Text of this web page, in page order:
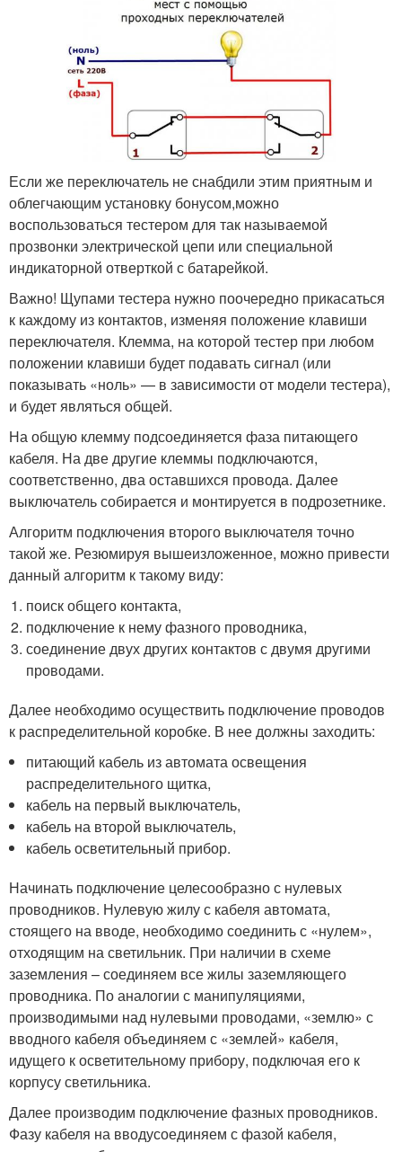
Если же переключатель не снабдили этим приятным и
облегчающим установку бонусом,можно
воспользоваться тестером для так называемой
прозвонки электрической цепи или специальной
индикаторной отверткой с батарейкой.
Важно! Щупами тестера нужно поочередно прикасаться
к каждому из контактов, изменяя положение клавиши
переключателя. Клемма, на которой тестер при любом
положении клавиши будет подавать сигнал (или
показывать «ноль» — в зависимости от модели тестера),
и будет являться общей.
На общую клемму подсоединяется фаза питающего
кабеля. На две другие клеммы подключаются,
соответственно, два оставшихся провода. Далее
выключатель собирается и монтируется в подрозетнике.
Алгоритм подключения второго выключателя точно
такой же. Резюмируя вышеизложенное, можно привести
данный алгоритм к такому виду:
поиск общего контакта,
подключение к нему фазного проводника,
соединение двух других контактов с двумя другими
проводами.
Далее необходимо осуществить подключение проводов
к распределительной коробке. В нее должны заходить:
питающий кабель из автомата освещения
распределительного щитка,
кабель на первый выключатель,
кабель на второй выключатель,
кабель осветительный прибор.
Начинать подключение целесообразно с нулевых
проводников. Нулевую жилу с кабеля автомата,
стоящего на вводе, необходимо соединить с «нулем»,
отходящим на светильник. При наличии в схеме
заземления – соединяем все жилы заземляющего
проводника. По аналогии с манипуляциями,
производимыми над нулевыми проводами, «землю» с
вводного кабеля объединяем с «землей» кабеля,
идущего к осветительному прибору, подключая его к
корпусу светильника.
Далее производим подключение фазных проводников.
Фазу кабеля на вводусоединяем с фазой кабеля,